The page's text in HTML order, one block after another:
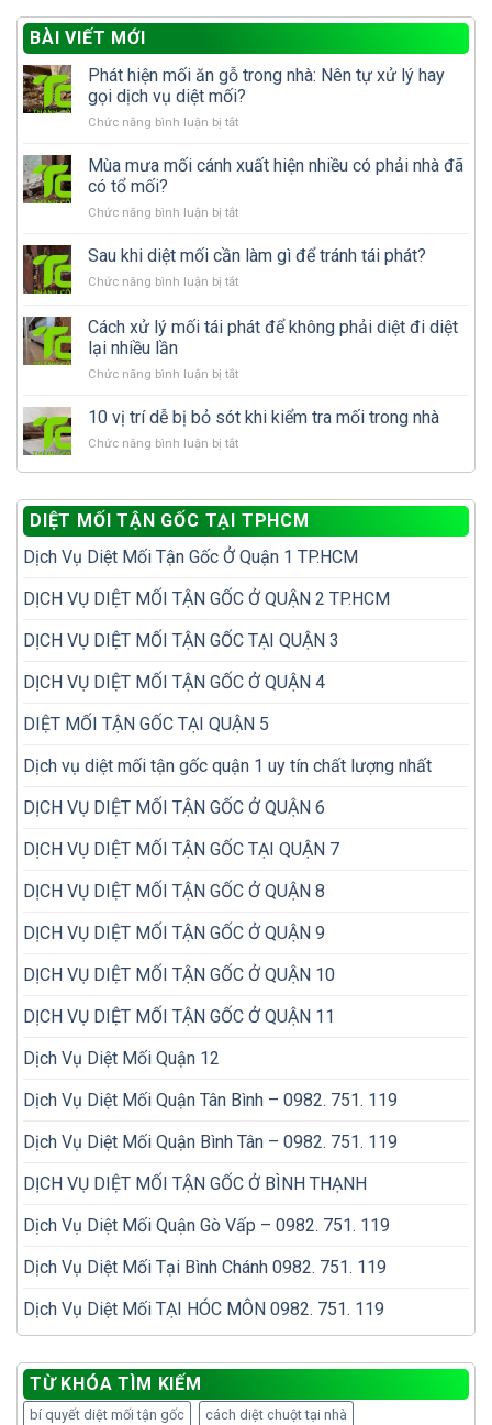
BÀI VIẾT MỚI
Phát hiện mối ăn gỗ trong nhà: Nên tự xử lý hay
gọi dịch vụ diệt mối?
Chức năng bình luận bị tắtở
hiện
gỗ
nhà:
tự
lý
diệt
mối?
Mùa mưa mối cánh xuất hiện nhiều có phải nhà đã
có tổ mối?
Chức năng bình luận bị tắtở
mưa
cánh
hiện
phải
đã
mối?
Sau khi diệt mối cần làm gì để tránh tái phát?
Chức năng bình luận bị tắtở
khi
diệt
cần
gì
tránh
Cách xử lý mối tái phát để không phải diệt đi diệt
lại nhiều lần
Chức năng bình luận bị tắtở
xử
mối
để
không
diệt
diệt
nhiều
10 vị trí dễ bị bỏ sót khi kiểm tra mối trong nhà
Chức năng bình luận bị tắtở
trí
dễ
bị
bỏ
khi
mối
nhà
DIỆT MỐI TẬN GỐC TẠI TPHCM
Dịch Vụ Diệt Mối Tận Gốc Ở Quận 1 TP.HCM
DỊCH VỤ DIỆT MỐI TẬN GỐC Ở QUẬN 2 TP.HCM
DỊCH VỤ DIỆT MỐI TẬN GỐC TẠI QUẬN 3
DỊCH VỤ DIỆT MỐI TẬN GỐC Ở QUẬN 4
DIỆT MỐI TẬN GỐC TẠI QUẬN 5
Dịch vụ diệt mối tận gốc quận 1 uy tín chất lượng nhất
DỊCH VỤ DIỆT MỐI TẬN GỐC Ở QUẬN 6
DỊCH VỤ DIỆT MỐI TẬN GỐC TẠI QUẬN 7
DỊCH VỤ DIỆT MỐI TẬN GỐC Ở QUẬN 8
DỊCH VỤ DIỆT MỐI TẬN GỐC Ở QUẬN 9
DỊCH VỤ DIỆT MỐI TẬN GỐC Ở QUẬN 10
DỊCH VỤ DIỆT MỐI TẬN GỐC Ở QUẬN 11
Dịch Vụ Diệt Mối Quận 12
Dịch Vụ Diệt Mối Quận Tân Bình – 0982. 751. 119
Dịch Vụ Diệt Mối Quận Bình Tân – 0982. 751. 119
DỊCH VỤ DIỆT MỐI TẬN GỐC Ở BÌNH THẠNH
Dịch Vụ Diệt Mối Quận Gò Vấp – 0982. 751. 119
Dịch Vụ Diệt Mối Tại Bình Chánh 0982. 751. 119
Dịch Vụ Diệt Mối TẠI HÓC MÔN 0982. 751. 119
TỪ KHÓA TÌM KIẾM
bí quyết diệt mối tận gốc cách diệt chuột tại nhà